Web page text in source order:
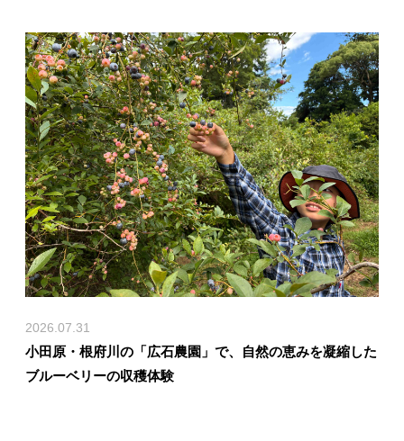
2026.07.31
小田原・根府川の「広石農園」で、自然の恵みを凝縮した
ブルーベリーの収穫体験